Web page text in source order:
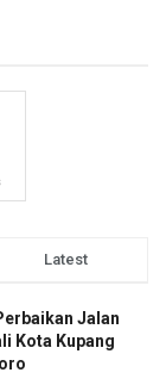
Latest
Jalan
Kota Kupang